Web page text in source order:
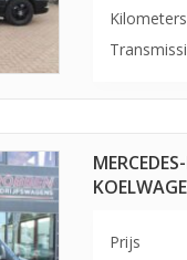
Kilometers
Prijs